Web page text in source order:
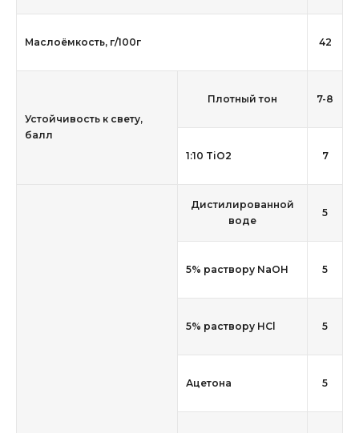
Маслоёмкость, г/100г 42
Устойчивость к свету,
балл
Плотный тон 7-8
1:10 TiO2 7
Дистилированной
воде
5
5% раствору NaOH 5
5% раствору HCl 5
Ацетона 5